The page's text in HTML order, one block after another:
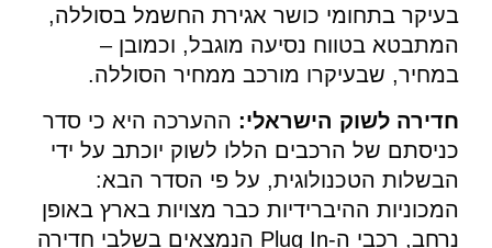
בעיקר בתחומי כושר אגירת החשמל בסוללה,
המתבטא בטווח נסיעה מוגבל, וכמובן –
במחיר, שבעיקרו מורכב ממחיר הסוללה.
חדירה לשוק הישראלי: ההערכה היא כי סדר
כניסתם של הרכבים הללו לשוק יוכתב על ידי
הבשלות הטכנולוגית, על פי הסדר הבא:
המכוניות ההיברידיות כבר מצויות בארץ באופן
נרחב, רכבי ה-Plug In הנמצאים בשלבי חדירה